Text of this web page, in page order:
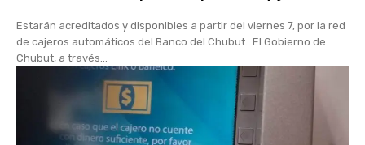
Estarán acreditados y disponibles a partir del viernes 7, por la red
de cajeros automáticos del Banco del Chubut. El Gobierno de
Chubut, a través...